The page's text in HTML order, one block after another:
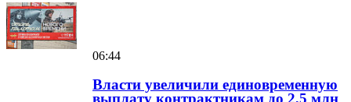
06:44
Власти увеличили единовременную
выплату контрактникам до 2,5 млн